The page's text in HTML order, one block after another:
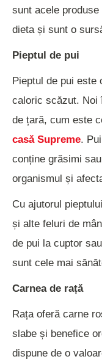
sunt acele
dieta și sunt o
Pieptul de pui
Pieptul de pui este
caloric scăzut. Noi
de țară, cum este
casă Supreme.
conține grăsimi
organismul și
Cu ajutorul
și alte feluri de
de pui la cuptor
sunt cele mai
Carnea de rață
Rața oferă carne
slabe și benefice
dispune de o